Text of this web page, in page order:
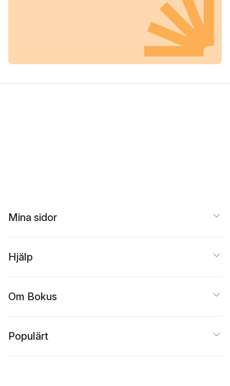
Mina sidor
Hjälp
Om Bokus
Populärt